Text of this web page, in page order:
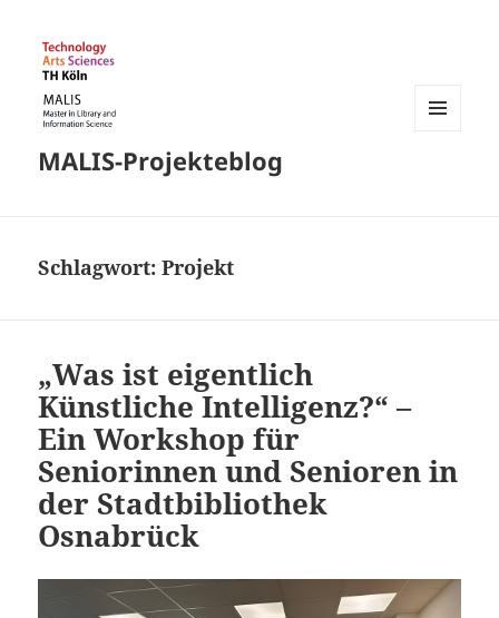
MALIS-Projekteblog
Schlagwort:Projekt
„Was ist eigentlich
Künstliche Intelligenz?“ –
Ein Workshop für
Seniorinnen und Senioren in
der Stadtbibliothek
Osnabrück